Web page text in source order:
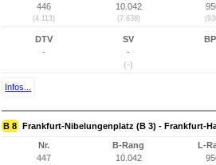
446
(4.113)
10.042
(7.638)
DTV
-
SV
-
(-)
Infos...
B 8 Frankfurt-Nibelungenplatz (B 3) - Frankfurt-
Nr.
447
B-Rang
10.042
L-